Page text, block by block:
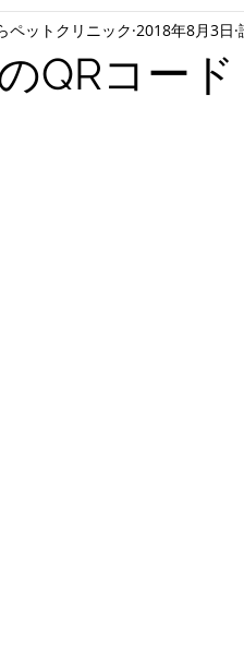
QRコード
ペットクリニック 2018年8月3日